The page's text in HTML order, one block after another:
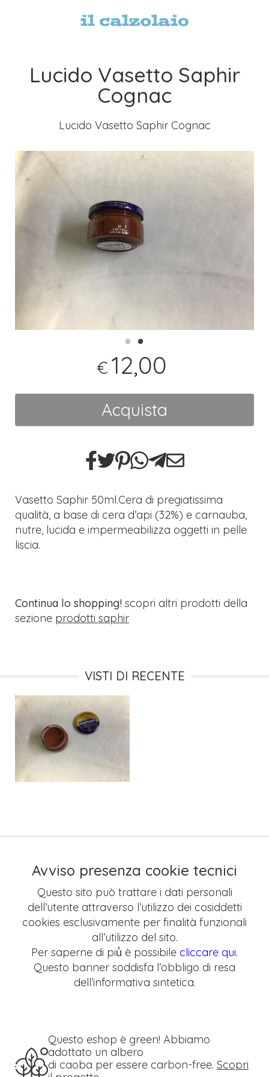
Lucido Vasetto Saphir
Cognac
Lucido Vasetto Saphir Cognac
€ 12,00
Acquista
Vasetto Saphir 50ml.Cera di pregiatissima
qualità, a base di cera d’api (32%) e carnauba,
nutre, lucida e impermeabilizza oggetti in pelle
liscia.
Continua lo shopping! scopri altri prodotti della
sezione prodotti saphir
VISTI DI RECENTE
Avviso presenza cookie tecnici
Questo sito può trattare i dati personali
dell’utente attraverso l’utilizzo dei cosiddetti
cookies esclusivamente per finalità funzionali
all’utilizzo del sito.
Per saperne di più̀ è possibile cliccare qui.
Questo banner soddisfa l’obbligo di resa
dell’informativa sintetica.
Questo eshop è green! Abbiamo
adottato un albero
di caoba per essere carbon-free. Scopri